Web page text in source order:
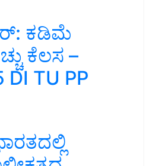
ಕಡಿಮೆ
ಕೆಲಸ –
TU PP